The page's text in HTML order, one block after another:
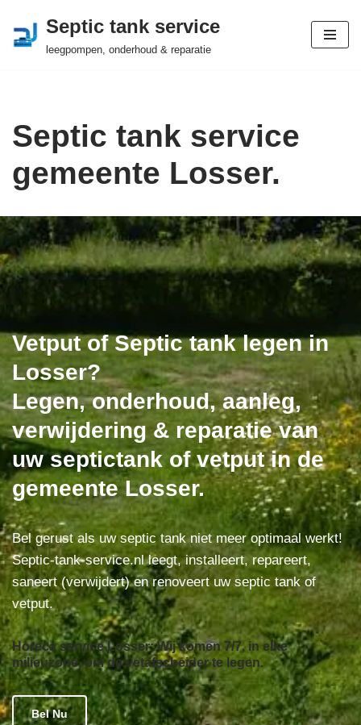
Ga
Septic tank service
leegpompen, onderhoud & reparatie
Septic tank service
gemeente Losser.
Vetput of Septic tank legen in
Losser?
Legen, onderhoud, aanleg,
verwijdering & reparatie van
uw septictank of vetput in de
gemeente Losser.
Bel gerust als uw septic tank niet meer optimaal werkt!
Septic-tank-service.nl leegt, installeert, repareert,
saneert (verwijdert) en renoveert uw septic tank of
vetput.
Horeca service Losser: Wij komen 7/7, in elke
milieuzone, om de vetafscheider te legen.
Bel Nu